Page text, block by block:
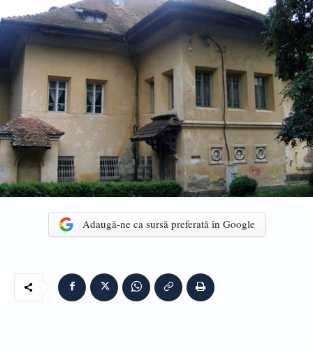
Adaugă-ne ca sursă preferată în Google